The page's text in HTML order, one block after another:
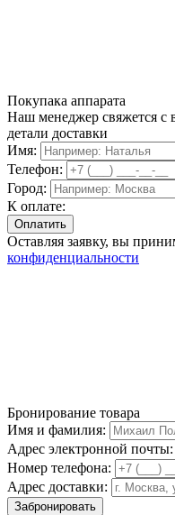
Покупака аппарата
Наш менеджер свяжется с
детали доставки
Имя:
Телефон:
Город:
К оплате:
Оставляя заявку, вы
конфиденциальности
Бронирование товара
Имя и фамилия:
Адрес электронной почты:
Номер телефона:
Адрес доставки:
Забронировать